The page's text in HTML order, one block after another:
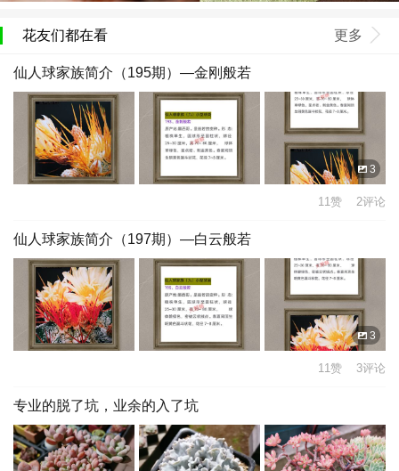
花友们都在看 更多
仙人球家族简介（195期）—金刚般若
3
11赞 2评论
仙人球家族简介（197期）—白云般若
3
11赞 3评论
专业的脱了坑，业余的入了坑